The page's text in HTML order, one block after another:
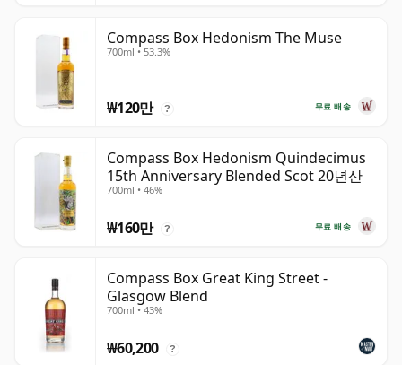
Compass Box Hedonism The Muse
700ml • 53.3%
무료 배송
₩120만 ?
Compass Box Hedonism Quindecimus
15th Anniversary Blended Scot 20년산
700ml • 46%
무료 배송
₩160만 ?
Compass Box Great King Street -
Glasgow Blend
700ml • 43%
₩60,200 ?